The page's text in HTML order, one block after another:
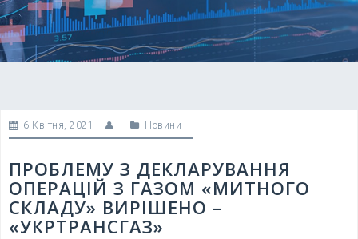
6 Квітня, 2021 Новини
ПРОБЛЕМУ З ДЕКЛАРУВАННЯ
ОПЕРАЦІЙ З ГАЗОМ «МИТНОГО
СКЛАДУ» ВИРІШЕНО –
«УКРТРАНСГАЗ»